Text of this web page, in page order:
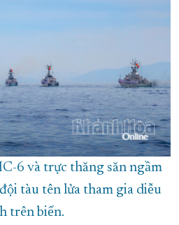
6 và trực thăng săn ngầm
tàu tên lửa tham gia diễu
trên biển.